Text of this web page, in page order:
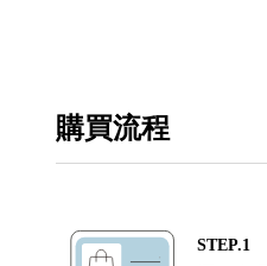
購買流程
STEP.1